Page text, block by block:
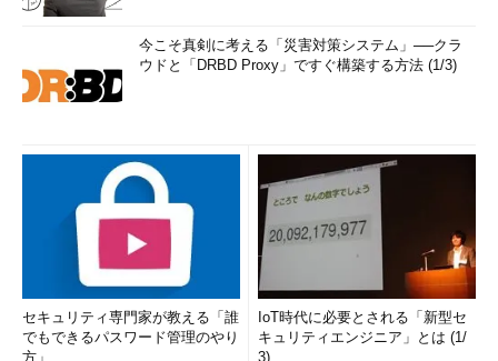
今こそ真剣に考える「災害対策システム」──クラ
ウドと「DRBD Proxy」ですぐ構築する方法 (1/3)
セキュリティ専門家が教える「誰
でもできるパスワード管理のやり
方」
IoT時代に必要とされる「新型セ
キュリティエンジニア」とは (1/
3)